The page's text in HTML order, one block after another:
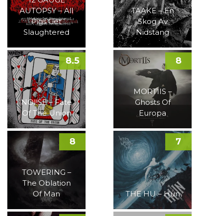
AUTOPSY – All
Pigs Get
Slaughtered
TAAKE – En
Skog Av
Nidstang
NOI!SE – Fate
Of The Union
8.5
MORTIIS –
Ghosts Of
Europa
8
TOWERING –
The Oblation
Of Man
8
THE HU – Hun
7